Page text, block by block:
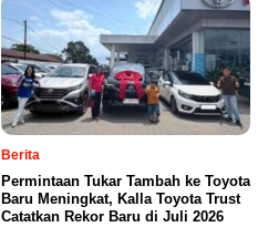
Berita
Permintaan Tukar Tambah ke Toyota
Baru Meningkat, Kalla Toyota Trust
Catatkan Rekor Baru di Juli 2026